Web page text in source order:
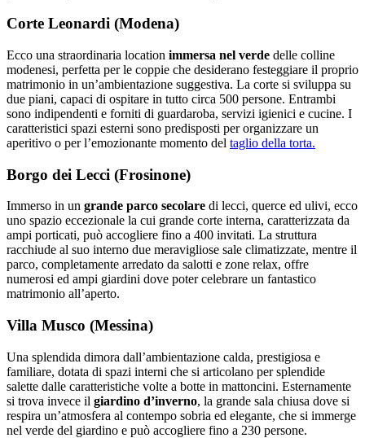
Corte Leonardi (Modena)
Ecco una straordinaria location immersa nel verde delle colline
modenesi, perfetta per le coppie che desiderano festeggiare il proprio
matrimonio in un’ambientazione suggestiva. La corte si sviluppa su
due piani, capaci di ospitare in tutto circa 500 persone. Entrambi
sono indipendenti e forniti di guardaroba, servizi igienici e cucine. I
caratteristici spazi esterni sono predisposti per organizzare un
aperitivo o per l’emozionante momento del taglio della torta.
Borgo dei Lecci (Frosinone)
Immerso in un grande parco secolare di lecci, querce ed ulivi, ecco
uno spazio eccezionale la cui grande corte interna, caratterizzata da
ampi porticati, può accogliere fino a 400 invitati. La struttura
racchiude al suo interno due meravigliose sale climatizzate, mentre il
parco, completamente arredato da salotti e zone relax, offre
numerosi ed ampi giardini dove poter celebrare un fantastico
matrimonio all’aperto.
Villa Musco (Messina)
Una splendida dimora dall’ambientazione calda, prestigiosa e
familiare, dotata di spazi interni che si articolano per splendide
salette dalle caratteristiche volte a botte in mattoncini. Esternamente
si trova invece il giardino d’inverno, la grande sala chiusa dove si
respira un’atmosfera al contempo sobria ed elegante, che si immerge
nel verde del giardino e può accogliere fino a 230 persone.